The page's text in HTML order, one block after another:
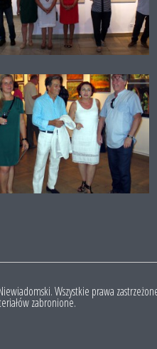
Wszystkie prawa
zabronione.